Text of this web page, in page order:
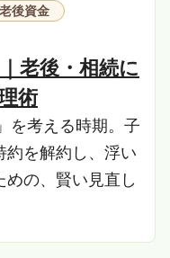
老後資金
老後・相続に
術
を考える時期。子
約を解約し、浮い
の、賢い見直し